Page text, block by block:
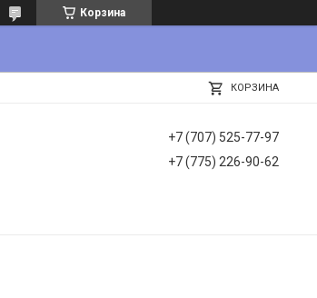
Корзина
КОРЗИНА
+7 (707) 525-77-97
+7 (775) 226-90-62